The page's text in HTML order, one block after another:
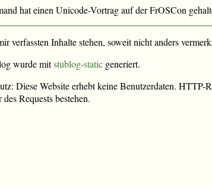
hat einen Unicode-Vortrag auf der FrOSCon
verfassten Inhalte stehen, soweit nicht anders
wurde mitstublog-static generiert.
Diese Website erhebt keine Benutzerdaten. HTTP-
Requests bestehen.